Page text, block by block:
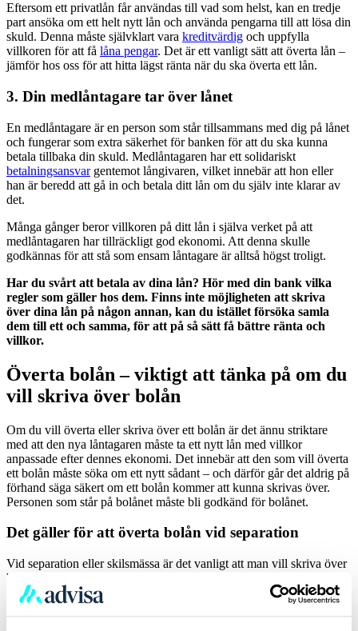
Eftersom ett privatlån får användas till vad som helst, kan en tredje
part ansöka om ett helt nytt lån och använda pengarna till att lösa din
skuld. Denna måste självklart vara kreditvärdig och uppfylla
villkoren för att få låna pengar. Det är ett vanligt sätt att överta lån –
jämför hos oss för att hitta lägst ränta när du ska överta ett lån.
3. Din medlåntagare tar över lånet
En medlåntagare är en person som står tillsammans med dig på lånet
och fungerar som extra säkerhet för banken för att du ska kunna
betala tillbaka din skuld. Medlåntagaren har ett solidariskt
betalningsansvargentemot långivaren, vilket innebär att hon eller
han är beredd att gå in och betala ditt lån om du själv inte klarar av
det.
Många gånger beror villkoren på ditt lån i själva verket på att
medlåntagaren har tillräckligt god ekonomi. Att denna skulle
godkännas för att stå som ensam låntagare är alltså högst troligt.
Har du svårt att betala av dina lån? Hör med din bank vilka
regler som gäller hos dem. Finns inte möjligheten att skriva
över dina lån på någon annan, kan du istället försöka samla
dem till ett och samma, för att på så sätt få bättre ränta och
villkor.
Överta bolån – viktigt att tänka på om du
vill skriva över bolån
Om du vill överta eller skriva över ett bolån är det ännu striktare
med att den nya låntagaren måste ta ett nytt lån med villkor
anpassade efter dennes ekonomi. Det innebär att den som vill överta
ett bolån måste söka om ett nytt sådant – och därför går det aldrig på
förhand säga säkert om ett bolån kommer att kunna skrivas över.
Personen som står på bolånet måste bli godkänd för bolånet.
Det gäller för att överta bolån vid separation
Vid separation eller skilsmässa är det vanligt att man vill skriva över
bolånet på den ena parten. Då kan den personen överta bolånet
genom att utöka bolånet och köpa ut den före detta partnern på så
sätt.